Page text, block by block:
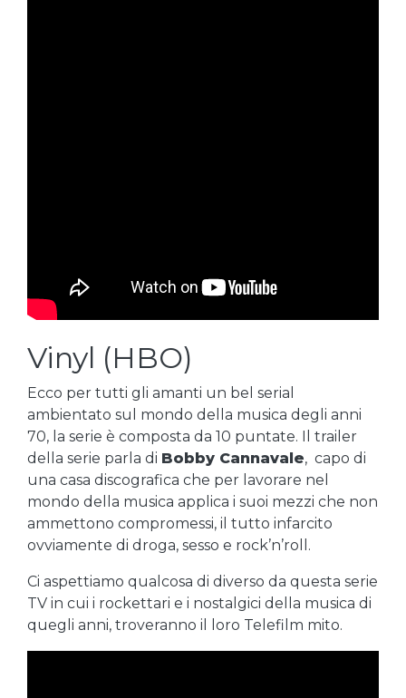
Vinyl (HBO)
Ecco per tutti gli amanti un bel serial
ambientato sul mondo della musica degli anni
70, la serie è composta da 10 puntate. Il trailer
della serie parla di Bobby Cannavale, capo di
una casa discografica che per lavorare nel
mondo della musica applica i suoi mezzi che non
ammettono compromessi, il tutto infarcito
ovviamente di droga, sesso e rock’n’roll.
Ci aspettiamo qualcosa di diverso da questa serie
TV in cui i rockettari e i nostalgici della musica di
quegli anni, troveranno il loro Telefilm mito.